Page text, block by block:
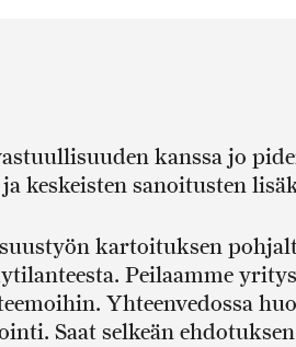
kanssa jo
keskeisten sanoitusten
kartoituksen
Peilaamme
Yhteenvedossa
Saat selkeän